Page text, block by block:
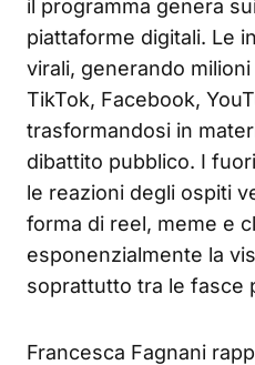
il programma genera
piattaforme digitali. Le
virali, generando
TikTok, Facebook,
trasformandosi in
dibattito pubblico. I
le reazioni degli ospiti
forma di reel, meme e
esponenzialmente la
soprattutto tra le fasce
Francesca Fagnani